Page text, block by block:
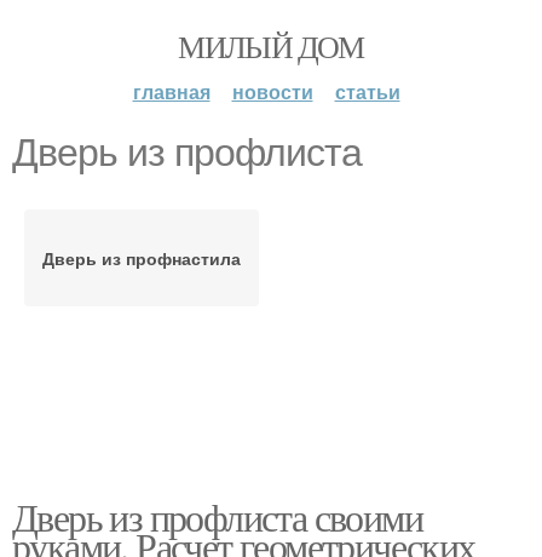
МИЛЫЙ ДОМ
главная новости статьи
Дверь из профлиста
Дверь из профнастила
Дверь из профлиста своими
руками. Расчет геометрических